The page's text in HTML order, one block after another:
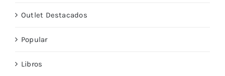
Outlet Destacados
Popular
Libros